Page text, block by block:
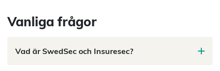
Vanliga frågor
Vad är SwedSec och Insuresec?